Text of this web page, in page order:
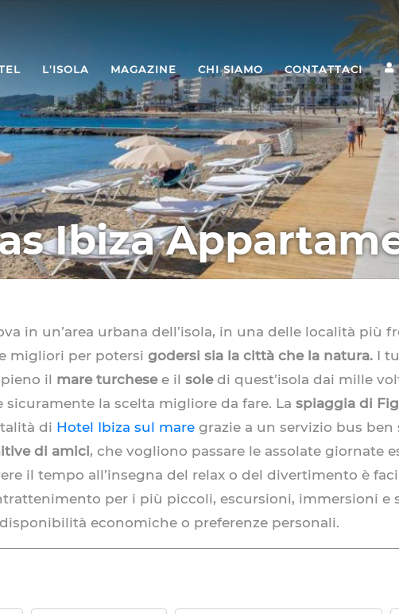
L'ISOLA MAGAZINE CHI SIAMO CONTATTACI
Ibiza
in un’area urbana dell’isola, in una delle località più
migliori per potersi godersi sia la città che la natura. I
il mare turchesee il soledi quest’isola dai mille
sicuramente la scelta migliore da fare. La spiaggia di
di Hotel Ibiza sul mare grazie a un servizio bus
di amici, che vogliono passare le assolate giornate
il tempo all’insegna del relax o del divertimento è
per i più piccoli, escursioni, immersioni
economiche o preferenze personali.